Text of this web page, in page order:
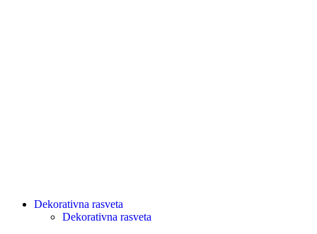
Dekorativna rasveta
Dekorativna rasveta